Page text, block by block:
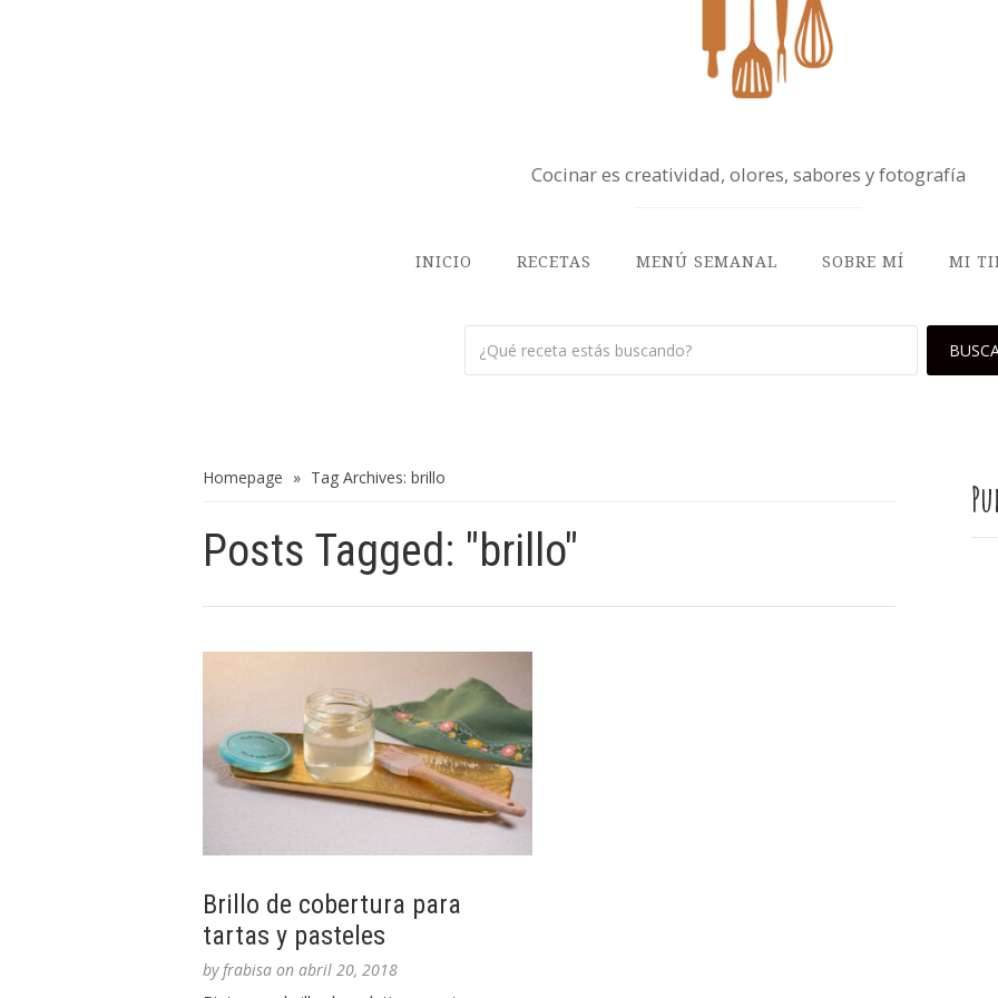
Cocinar es creatividad, olores, sabores y fotografía
INICIO RECETAS MENÚ SEMANAL SOBRE MÍ MI
Homepage » Tag Archives: brillo
Posts Tagged: "brillo"
Brillo de cobertura para
tartas y pasteles
byfrabisa on abril 20, 2018